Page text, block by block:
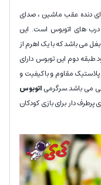
دنده عقب ماشین ، صدای
های اتوبوس است. این
در قسمت بغل می باشد که با یک اهرم از
دوم این توبوس دارای
مقاوم و باکیفیت و
می باشد.سرگرمیاتوبوس
پرطرف دار برای بازی کودکان